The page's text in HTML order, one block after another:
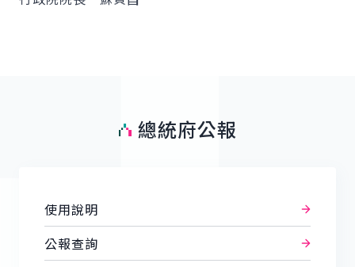
總統府公報
使用說明
公報查詢